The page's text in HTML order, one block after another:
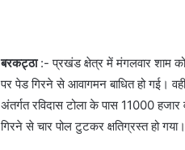
बरकट्ठा:- प्रखंड क्षेत्र में मंगलवार शाम
पर पेड गिरने से आवागमन बाधित हो गई।
अंतर्गत रविदास टोला के पास 11000
गिरने से चार पोल टुटकर क्षतिग्रस्त हो